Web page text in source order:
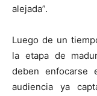
alejada”.
Luego de un
la etapa de
deben enfocarse
audiencia ya